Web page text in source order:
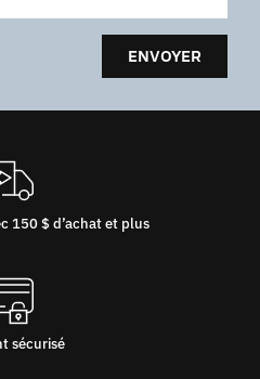
ENVOYER
150 $ d’achat et plus
sécurisé